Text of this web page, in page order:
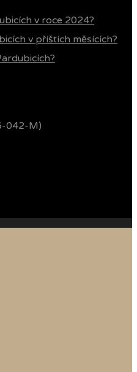
v roce 2024?
v příštích měsících?
042-M)